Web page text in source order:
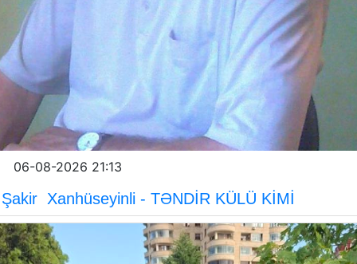
06-08-2026 21:13
Şakir Xanhüseyinli - TƏNDİR KÜLÜ KİMİ